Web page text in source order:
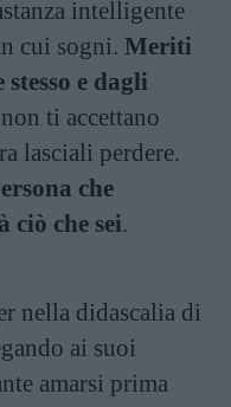
intelligente
cui sogni. Meriti
e dagli
ti accettano
lasciali perdere.
che
ciò che sei.
nella didascalia di
ai suoi
amarsi prima